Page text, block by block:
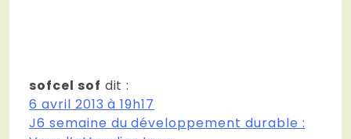
sofcel sof dit :
6 avril 2013 à 19h17
J6 semaine du développement durable :